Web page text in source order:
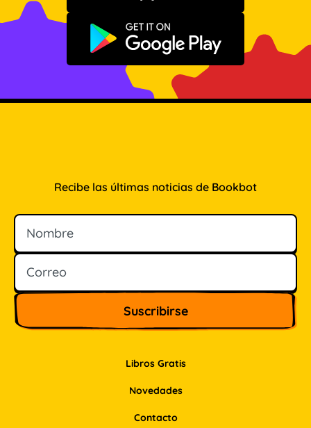
Disponible en Google Play
Libros Gratis
Novedades
Contacto
Recibe las últimas noticias de Bookbot
Nombre
Correo